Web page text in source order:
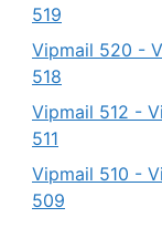
519
Vipmail 520 -
518
Vipmail 512 -
511
Vipmail 510 -
509